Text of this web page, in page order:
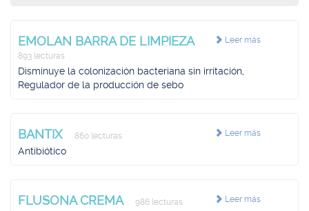
Leer más
EMOLAN BARRA DE LIMPIEZA
893 lecturas
Disminuye la colonización bacteriana sin irritación,
Regulador de la producción de sebo
Leer más
BANTIX 860 lecturas
Antibiótico
Leer más
FLUSONA CREMA 986 lecturas